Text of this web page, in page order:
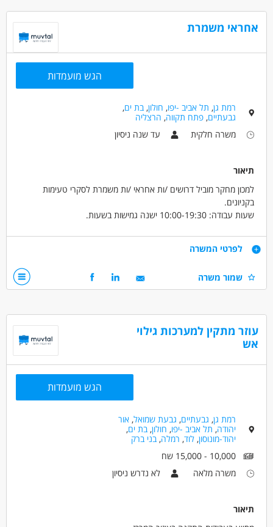
דרושים בתחום
כללי /ללא הכשרה - אריזה
כללי /ללא הכשרה - עובד/ת כללי
עבודה ללא ניסיון
עבודה עם שעות נוספות
משרה חלקית
עבודת משמרות
אחראי משמרת
הגש מועמדות
רמת גן, תל אביב -יפו, חולון,בת ים,
גבעתיים,פתח תקווה, הרצליה
משרה חלקית
עד שנה ניסיון
תיאור
למכון מחקר מוביל דרושים /ות אחראי /ות משמרת לסקרי טעימות
בקניונים.
שעות עבודה: 10:00-19:30 ישנה גמישות בשעות.
מתאים גם לסטודנטים /ות!
דרישות
הופעה ייצוגית.
דרושים בתחום
עבודה בשעות גמישות
עבודה ללא ניסיון
מתאים כעבודה שניה
משרה חלקית
אקדמאים ללא נסיון
לפרטי המשרה
שמור משרה
עוזר מתקין למערכות גילוי
אש
הגש מועמדות
רמת גן, גבעתיים, גבעת שמואל,אור
יהודה,תל אביב -יפו, חולון,בת ים,
יהוד-מונוסון,לוד, רמלה,בני ברק
10,000 - 15,000 שח
משרה מלאה
לא נדרש ניסיון
תיאור